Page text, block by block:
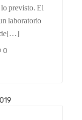
previsto. El
laboratorio
0